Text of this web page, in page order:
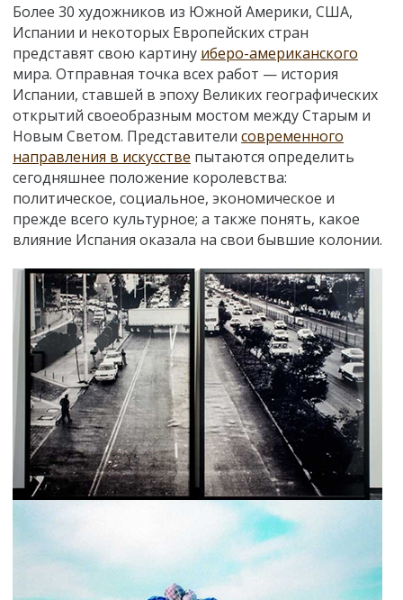
Более 30 художников из Южной Америки, США,
Испании и некоторых Европейских стран
представят свою картину иберо-американского
мира. Отправная точка всех работ — история
Испании, ставшей в эпоху Великих географических
открытий своеобразным мостом между Старым и
Новым Светом. Представители современного
направления в искусстве пытаются определить
сегодняшнее положение королевства:
политическое, социальное, экономическое и
прежде всего культурное; а также понять, какое
влияние Испания оказала на свои бывшие колонии.